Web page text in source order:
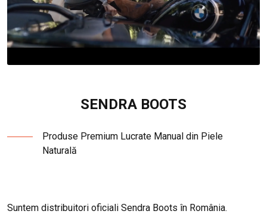
SENDRA BOOTS
Produse Premium Lucrate Manual din Piele
Naturală
Suntem distribuitori oficiali Sendra Boots în România.